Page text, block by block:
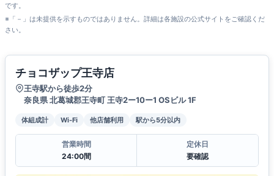
です。
※「－」は未提供を示すものではありません。詳細は各施設の公式サイトをご確認くだ
さい。
チョコザップ王寺店
王寺駅から徒歩2分
奈良県 北葛城郡王寺町 王寺2ー10ー1 OSビル 1F
体組成計 Wi-Fi 他店舗利用 駅から5分以内
営業時間
24:00間
定休日
要確認